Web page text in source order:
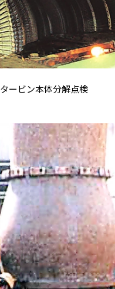
タービン本体分解点検